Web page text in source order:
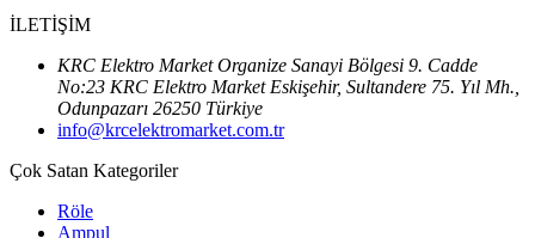
İLETİŞİM
KRC Elektro Market Organize Sanayi Bölgesi 9. Cadde
No:23 KRC Elektro Market Eskişehir, Sultandere 75. Yıl Mh.,
Odunpazarı 26250 Türkiye
info@krcelektromarket.com.tr
Çok Satan Kategoriler
Röle
Ampul